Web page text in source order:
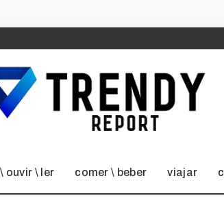
ouvir \ ler comer \ beber viajar